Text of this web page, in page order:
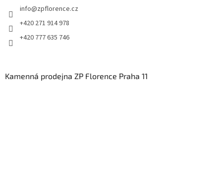
info@zpflorence.cz
+420 271 914 978
+420 777 635 746
Kamenná prodejna ZP Florence Praha 11